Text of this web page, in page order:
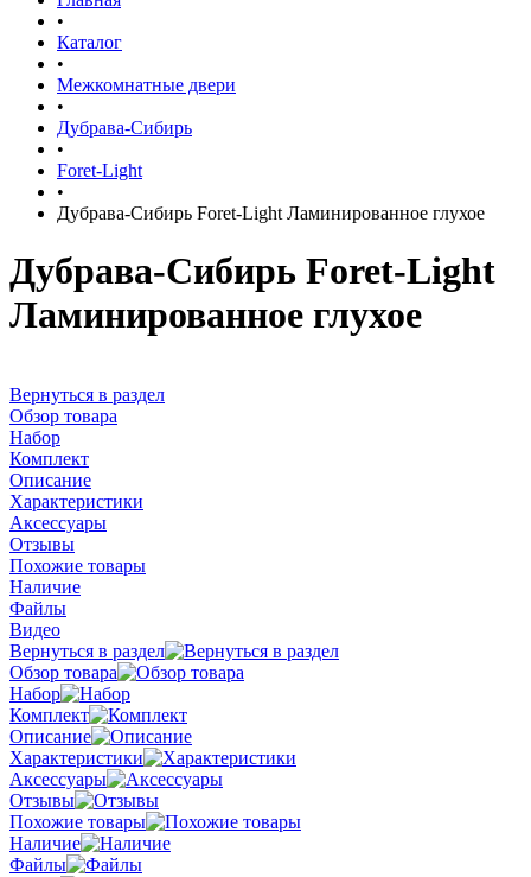
•
Каталог
•
Межкомнатные двери
•
Дубрава-Сибирь
•
Foret-Light
•
Дубрава-Сибирь Foret-Light Ламинированное глухое
Дубрава-Сибирь Foret-Light
Ламинированное глухое
Вернуться в раздел
Обзор товара
Набор
Комплект
Описание
Характеристики
Аксессуары
Отзывы
Похожие товары
Наличие
Файлы
Видео
Вернуться в раздел
Обзор товара
Набор
Комплект
Описание
Характеристики
Аксессуары
Отзывы
Похожие товары
Наличие
Файлы